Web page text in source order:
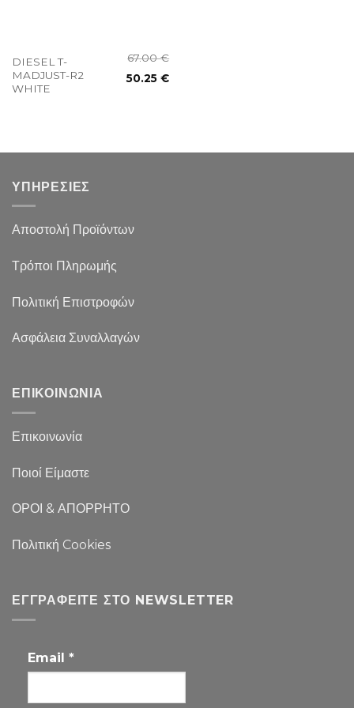
DIESEL T-
MADJUST-R2
WHITE
67.00€
50.25€
ΥΠΗΡΕΣΙΕΣ
Αποστολή Προϊόντων
Τρόποι Πληρωμής
Πολιτική Επιστροφών
Ασφάλεια Συναλλαγών
ΕΠΙΚΟΙΝΩΝΙΑ
Επικοινωνία
Ποιοί Είμαστε
ΟΡΟΙ & ΑΠΟΡΡΗΤΟ
Πολιτική Cookies
ΕΓΓΡΑΦΕΊΤΕ ΣΤΟ NEWSLETTER
Email *